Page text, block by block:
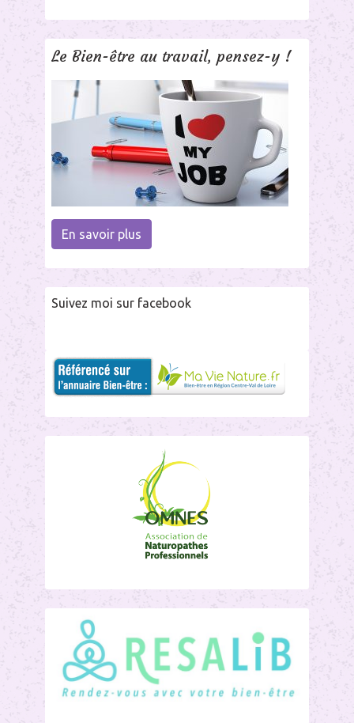
Le Bien-être au travail, pensez-y !
En savoir plus
Suivez moi sur facebook